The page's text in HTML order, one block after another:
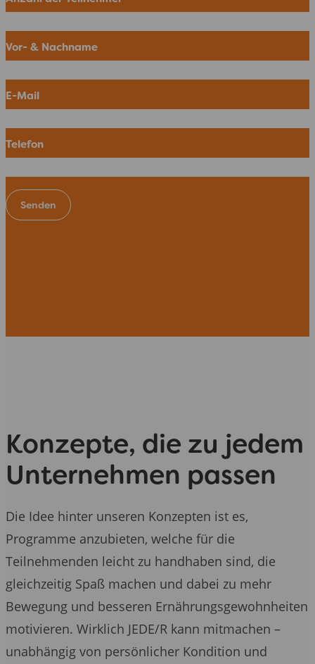
Vor- & Nachname
E-Mail
Telefon
Senden
Konzepte, die zu jedem
Unternehmen passen
Die Idee hinter unseren Konzepten ist es,
Programme anzubieten, welche für die
Teilnehmenden leicht zu handhaben sind, die
gleichzeitig Spaß machen und dabei zu mehr
Bewegung und besseren Ernährungsgewohnheiten
motivieren. Wirklich JEDE/R kann mitmachen –
unabhängig von persönlicher Kondition und